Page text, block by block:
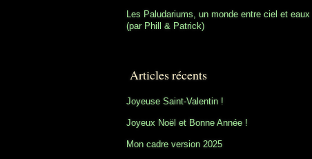
Les Paludariums, un monde entre ciel et eaux
(par Phill & Patrick)
Articles récents
Joyeuse Saint-Valentin !
Joyeux Noël et Bonne Année !
Mon cadre version 2025